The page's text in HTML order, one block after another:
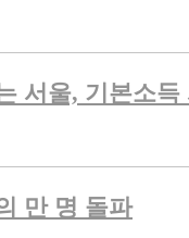
서울, 기본소
만 명 돌파